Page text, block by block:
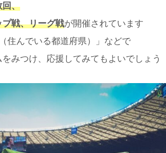
回、
プ戦、リーグ戦が開催されています
住んでいる都道府県）」などで
みつけ、応援してみてもよいでしょう